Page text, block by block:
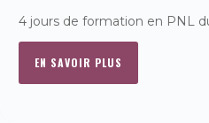
4 jours de formation en PNL
EN SAVOIR PLUS